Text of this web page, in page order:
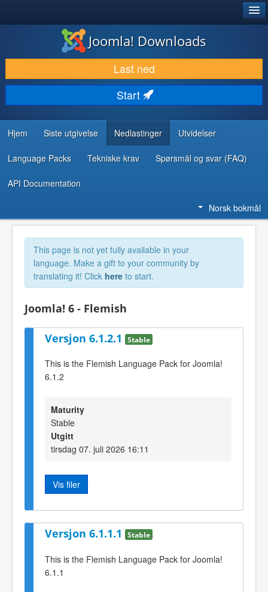
LAST NED & UTVID
OPPDAG & LÆR
SAMFUNN & BRUKERSTØTTE
UTVIKLINGSRESSURSER
Joomla! Downloads
Last ned
Start
Hjem Siste utgivelse Nedlastinger Utvidelser
Language Packs Tekniske krav Spørsmål og svar (FAQ)
API Documentation
Norsk bokmål
This page is not yet fully available in your
language. Make a gift to your community by
translating it! Click here to start.
Joomla! 6 - Flemish
Versjon 6.1.2.1 Stable
This is the Flemish Language Pack for Joomla!
6.1.2
Maturity
Stable
Utgitt
tirsdag 07. juli 2026 16:11
Vis filer
Versjon 6.1.1.1 Stable
This is the Flemish Language Pack for Joomla!
6.1.1